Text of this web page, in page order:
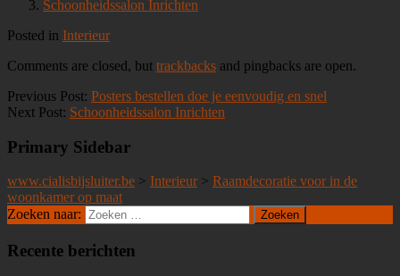
Schoonheidssalon Inrichten
Posted in Interieur
Comments are closed, but trackbacks and pingbacks are open.
Previous Post: Posters bestellen doe je eenvoudig en snel
Next Post: Schoonheidssalon Inrichten
Primary Sidebar
www.cialisbijsluiter.be > Interieur > Raamdecoratie voor in de
woonkamer op maat
Zoeken naar:
Recente berichten